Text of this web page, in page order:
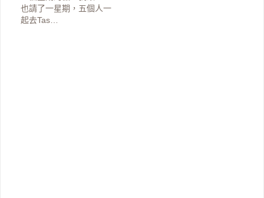
也請了一星期，五個人一
起去Tas…